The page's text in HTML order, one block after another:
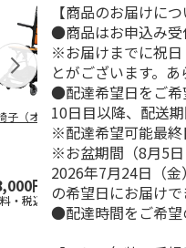
子（オレンジ）
円
・税込)
車椅子（グリー
38,000円
(送料・税込)
【商品のお届けにつ
●商品はお申込み受
※お届けまでに祝日
とがございます。あ
●配達希望日をご希
10日目以降、配送期
※配達希望可能最終
※お盆期間（8月5日
2026年7月24日（
の希望日にお届けで
●配達時間をご希望